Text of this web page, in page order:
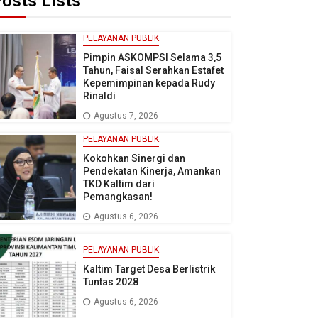
PELAYANAN PUBLIK
Pimpin ASKOMPSI Selama 3,5
Tahun, Faisal Serahkan Estafet
Kepemimpinan kepada Rudy
Rinaldi
Agustus 7, 2026
PELAYANAN PUBLIK
Kokohkan Sinergi dan
Pendekatan Kinerja, Amankan
TKD Kaltim dari
Pemangkasan!
Agustus 6, 2026
PELAYANAN PUBLIK
Kaltim Target Desa Berlistrik
Tuntas 2028
Agustus 6, 2026